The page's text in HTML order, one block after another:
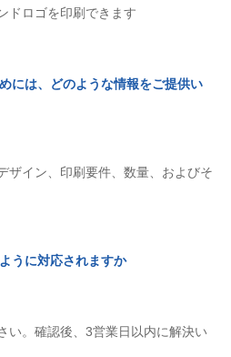
ドロゴを印刷できます
には、どのような情報をご提供い
ザイン、印刷要件、数量、およびそ
うに対応されますか
い。確認後、3営業日以内に解決い